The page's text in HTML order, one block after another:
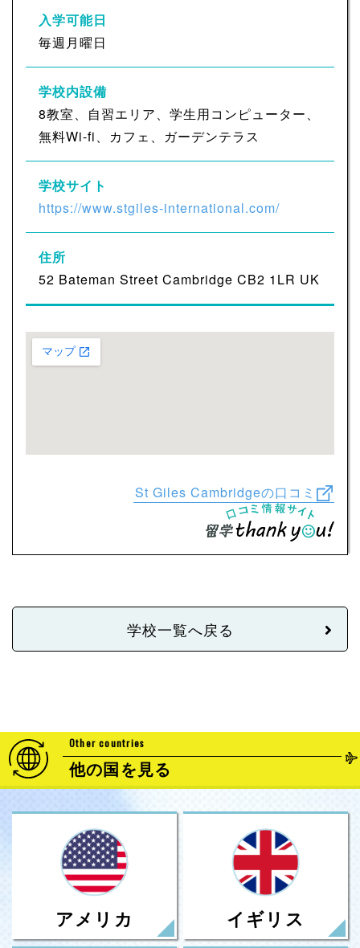
入学可能日
毎週月曜日
学校内設備
8教室、自習エリア、学生用コンピューター、
無料Wi-fi、カフェ、ガーデンテラス
学校サイト
https://www.stgiles-international.com/
住所
52 Bateman Street Cambridge CB2 1LR UK
St Giles Cambridgeの口コミ
学校一覧へ戻る
Other countries
他の国を見る
アメリカ イギリス